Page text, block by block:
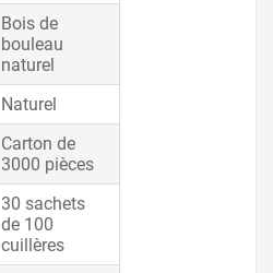
Bois de
bouleau
naturel
Naturel
Carton de
3000 pièces
30 sachets
de 100
cuillères